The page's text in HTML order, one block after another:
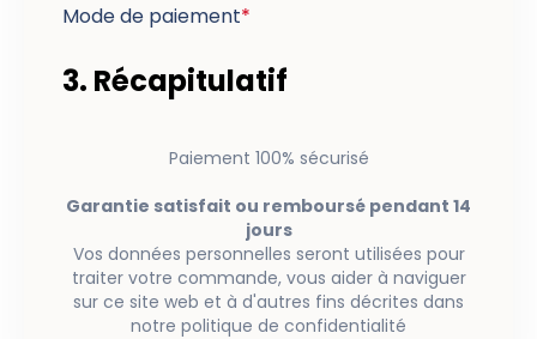
Mode de paiement*
3. Récapitulatif
Paiement 100% sécurisé
Garantie satisfait ou remboursé pendant 14
jours
Vos données personnelles seront utilisées pour
traiter votre commande, vous aider à naviguer
sur ce site web et à d'autres fins décrites dans
notre politique de confidentialité